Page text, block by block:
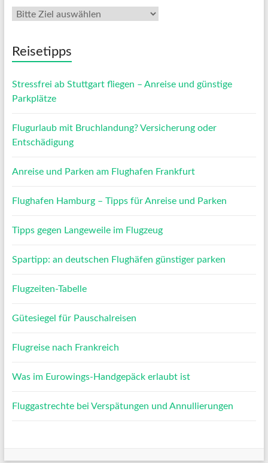
Reisetipps
Stressfrei ab Stuttgart fliegen – Anreise und günstige
Parkplätze
Flugurlaub mit Bruchlandung? Versicherung oder
Entschädigung
Anreise und Parken am Flughafen Frankfurt
Flughafen Hamburg – Tipps für Anreise und Parken
Tipps gegen Langeweile im Flugzeug
Spartipp: an deutschen Flughäfen günstiger parken
Flugzeiten-Tabelle
Gütesiegel für Pauschalreisen
Flugreise nach Frankreich
Was im Eurowings-Handgepäck erlaubt ist
Fluggastrechte bei Verspätungen und Annullierungen